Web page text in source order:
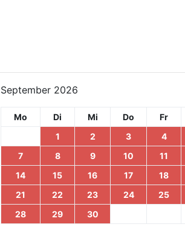
September 2026
Mo Di Mi Do Fr
1
2 3 4
7
8 9 10 11
14
15 16 17 18
21
22 23 24 25
28
29 30